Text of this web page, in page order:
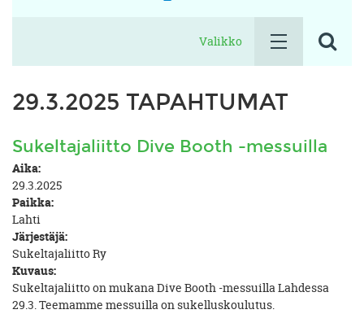
Valikko
29.3.2025 TAPAHTUMAT
Sukeltajaliitto Dive Booth -messuilla
Aika:
29.3.2025
Paikka:
Lahti
Järjestäjä:
Sukeltajaliitto Ry
Kuvaus:
Sukeltajaliitto on mukana Dive Booth -messuilla Lahdessa
29.3. Teemamme messuilla on sukelluskoulutus.